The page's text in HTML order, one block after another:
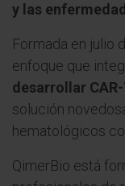
y las
Formada en julio
enfoque que
desarrollar
solución
hematológicos
QimerBio está